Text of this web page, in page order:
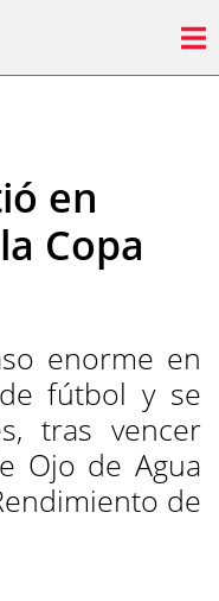
en
Copa
enorme en
fútbol y se
tras vencer
Ojo de Agua
de